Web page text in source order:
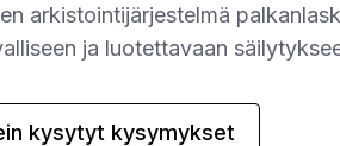
arkistointijärjestelmä
ja luotettavaan
kysytyt kysymykset